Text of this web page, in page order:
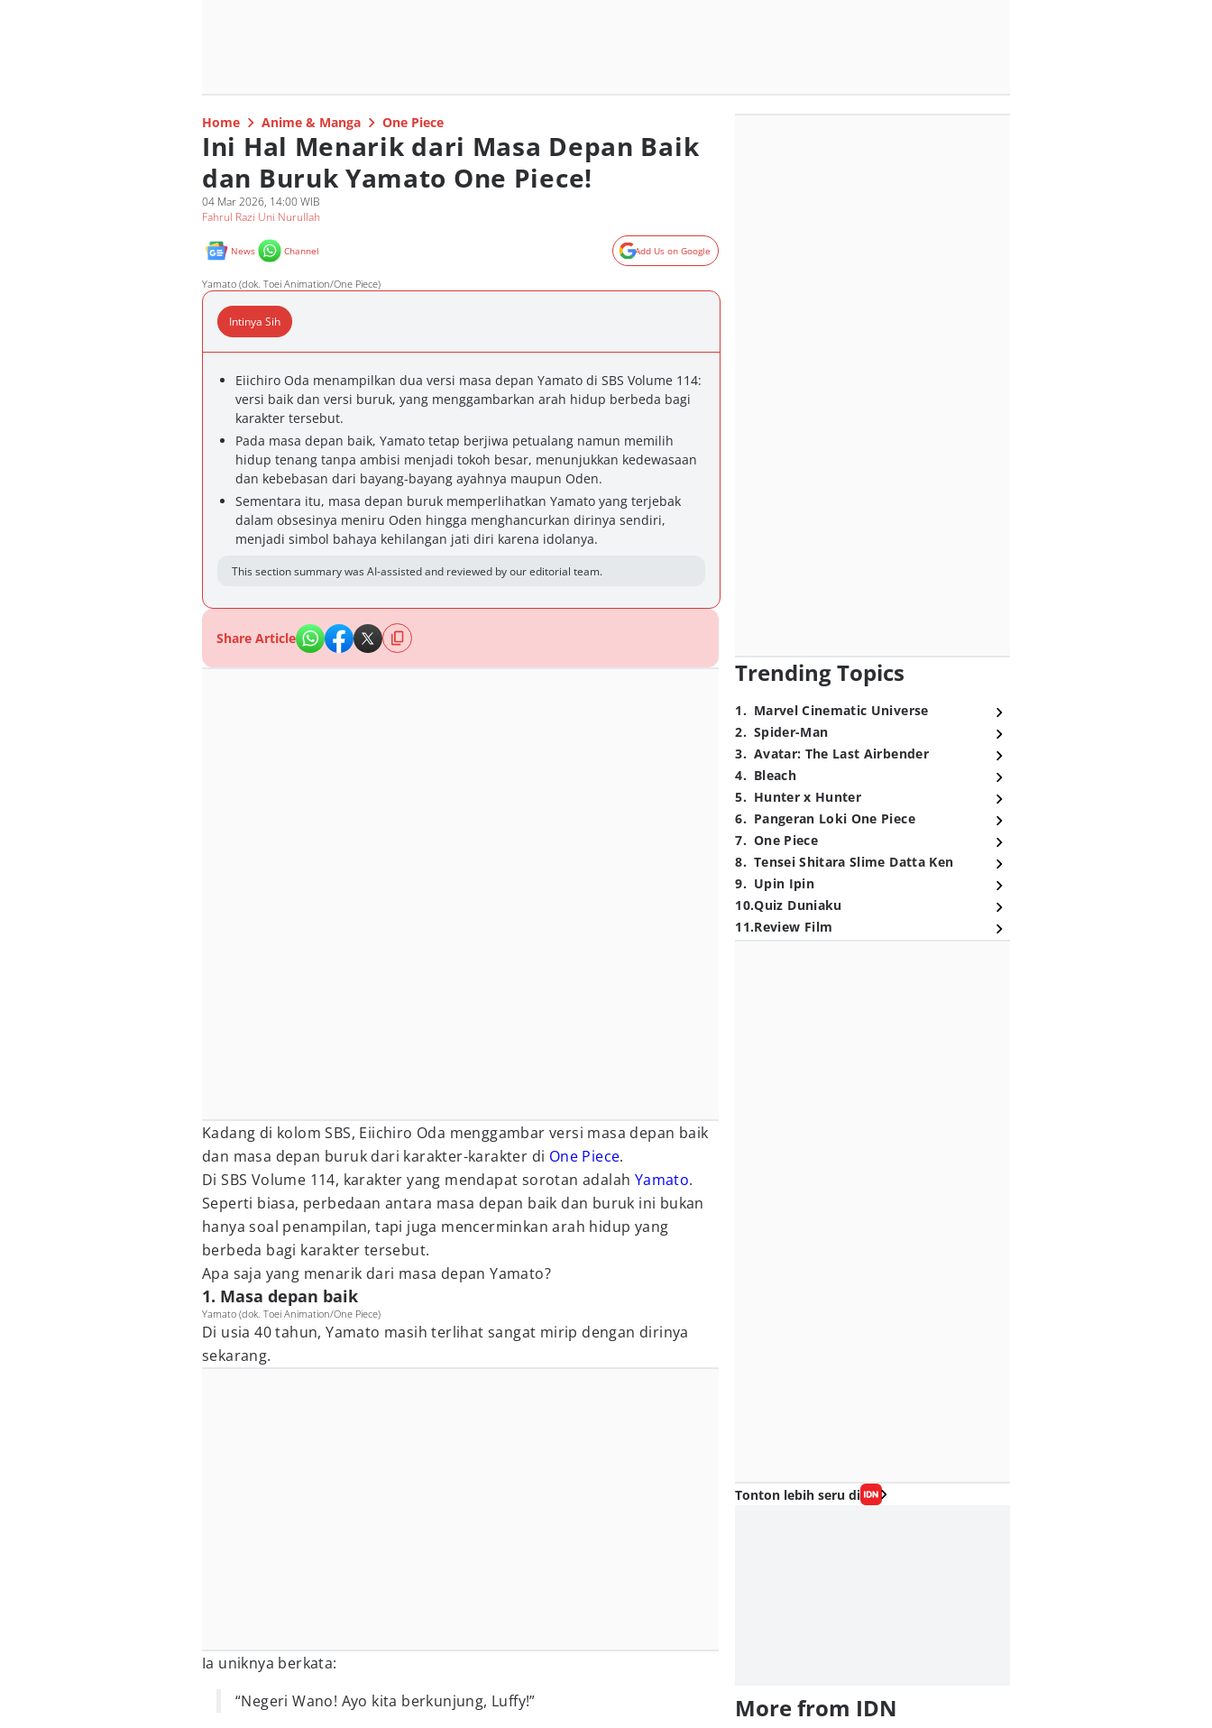
Home Anime & Manga One Piece
Ini Hal Menarik dari Masa Depan Baik
dan Buruk Yamato One Piece!
04 Mar 2026, 14:00 WIB
Fahrul Razi Uni Nurullah
News Channel Add Us on Google
Yamato (dok. Toei Animation/One Piece)
Intinya Sih
Eiichiro Oda menampilkan dua versi masa depan Yamato di SBS Volume 114:
versi baik dan versi buruk, yang menggambarkan arah hidup berbeda bagi
karakter tersebut.
Pada masa depan baik, Yamato tetap berjiwa petualang namun memilih
hidup tenang tanpa ambisi menjadi tokoh besar, menunjukkan kedewasaan
dan kebebasan dari bayang-bayang ayahnya maupun Oden.
Sementara itu, masa depan buruk memperlihatkan Yamato yang terjebak
dalam obsesinya meniru Oden hingga menghancurkan dirinya sendiri,
menjadi simbol bahaya kehilangan jati diri karena idolanya.
This section summary was AI-assisted and reviewed by our editorial team.
Share Article
Kadang di kolom SBS, Eiichiro Oda menggambar versi masa depan baik
dan masa depan buruk dari karakter-karakter di One Piece.
Di SBS Volume 114, karakter yang mendapat sorotan adalah Yamato.
Seperti biasa, perbedaan antara masa depan baik dan buruk ini bukan
hanya soal penampilan, tapi juga mencerminkan arah hidup yang
berbeda bagi karakter tersebut.
Apa saja yang menarik dari masa depan Yamato?
1. Masa depan baik
Yamato (dok. Toei Animation/One Piece)
Di usia 40 tahun, Yamato masih terlihat sangat mirip dengan dirinya
sekarang.
Ia uniknya berkata:
“Negeri Wano! Ayo kita berkunjung, Luffy!”
Trending Topics
1. Marvel Cinematic Universe
2. Spider-Man
3. Avatar: The Last Airbender
4. Bleach
5. Hunter x Hunter
6. Pangeran Loki One Piece
7. One Piece
8. Tensei Shitara Slime Datta Ken
9. Upin Ipin
10.Quiz Duniaku
11.Review Film
Tonton lebih seru di
More from IDN